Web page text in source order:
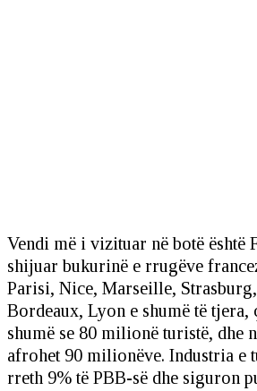
Vendi më i vizituar në botë është
shijuar bukurinë e rrugëve
Parisi, Nice, Marseille,
Bordeaux, Lyon e shumë të
shumë se 80 milionë turistë, dhe
afrohet 90 milionëve. Industria e
rreth 9% të PBB-së dhe siguron